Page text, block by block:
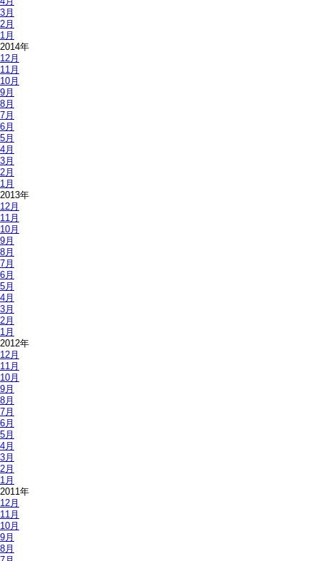
3月
2月
1月
2014年
12月
11月
10月
9月
8月
7月
6月
5月
4月
3月
2月
1月
2013年
12月
11月
10月
9月
8月
7月
6月
5月
4月
3月
2月
1月
2012年
12月
11月
10月
9月
8月
7月
6月
5月
4月
3月
2月
1月
2011年
12月
11月
10月
9月
8月